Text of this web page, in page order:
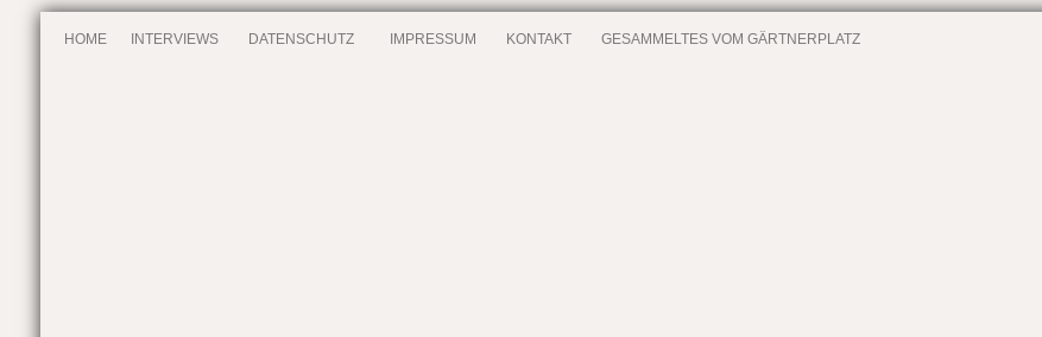
HOME INTERVIEWS DATENSCHUTZ IMPRESSUM KONTAKT GESAMMELTES VOM GÄRTNERPLATZ